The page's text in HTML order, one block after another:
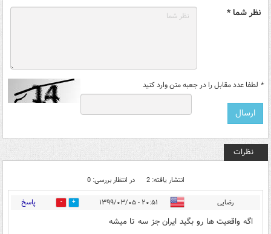
نظر شما *
* لطفا عدد مقابل را در جعبه متن وارد کنید
نظرات
انتشار یافته: 2 در انتظار بررسی: 0
رضایی ۲۰:۵۱ - ۱۳۹۹/۰۳/۰۵ 5 پاسخ
اگه واقعیت ها رو بگید ایران جز سه تا میشه